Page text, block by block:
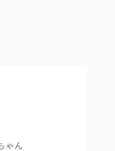
ゃん